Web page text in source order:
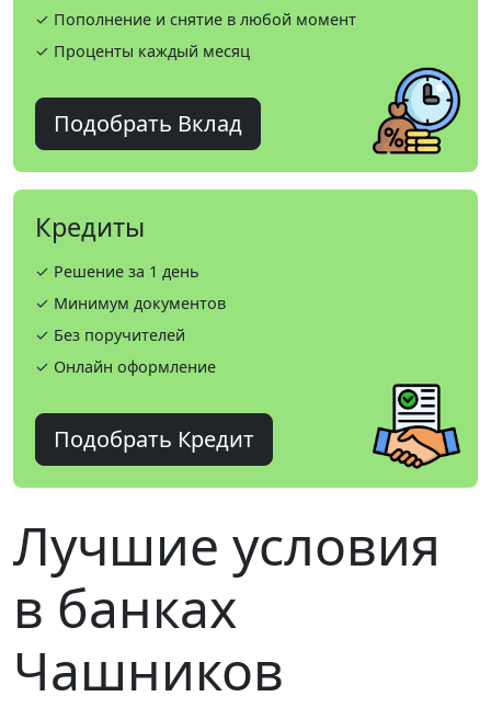
✓ Пополнение и снятие в любой момент
✓ Проценты каждый месяц
Подобрать Вклад
Кредиты
✓ Решение за 1 день
✓ Минимум документов
✓ Без поручителей
✓ Онлайн оформление
Подобрать Кредит
Лучшие условия
в банках
Чашников